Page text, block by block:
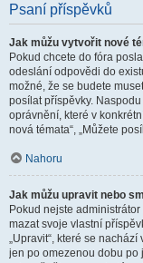
Psaní příspěvků
Jak můžu vytvořit nové
Pokud chcete do fóra
odeslání odpovědi do
možné, že se budete
posílat příspěvky.
oprávnění, které v
nová témata“, „Můžete
Nahoru
Jak můžu upravit nebo
Pokud nejste
mazat svoje vlastní
„Upravit“, které se
jen po omezenou dobu po